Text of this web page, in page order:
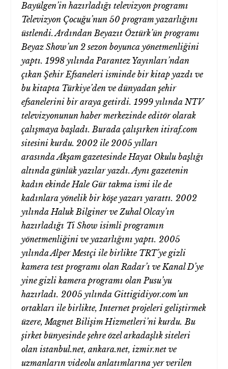
Bayülgen’in hazırladığı televizyon programı
Televizyon Çocuğu’nun 50 program yazarlığını
üstlendi. Ardından Beyazıt Öztürk’ün programı
Beyaz Show’un 2 sezon boyunca yönetmenliğini
yaptı. 1998 yılında Parantez Yayınları’ndan
çıkan Şehir Efsaneleri isminde bir kitap yazdı ve
bu kitapta Türkiye’den ve dünyadan şehir
efsanelerini bir araya getirdi. 1999 yılında NTV
televizyonunun haber merkezinde editör olarak
çalışmaya başladı. Burada çalışırken itiraf.com
sitesini kurdu. 2002 ile 2005 yılları
arasında Akşam gazetesinde Hayat Okulu başlığı
altında günlük yazılar yazdı. Aynı gazetenin
kadın ekinde Hale Gür takma ismi ile de
kadınlara yönelik bir köşe yazarı yarattı. 2002
yılında Haluk Bilginer ve Zuhal Olcay’ın
hazırladığı Ti Show isimli programın
yönetmenliğini ve yazarlığını yaptı. 2005
yılında Alper Mestçi ile birlikte TRT’ye gizli
kamera test programı olan Radar’ı ve Kanal D’ye
yine gizli kamera programı olan Pusu’yu
hazırladı. 2005 yılında Gittigidiyor.com’un
ortakları ile birlikte, İnternet projeleri geliştirmek
üzere, Magnet Bilişim Hizmetleri’ni kurdu. Bu
şirket bünyesinde şehre özel arkadaşlık siteleri
olan istanbul.net, ankara.net, izmir.net ve
uzmanların videolu anlatımlarına yer verilen